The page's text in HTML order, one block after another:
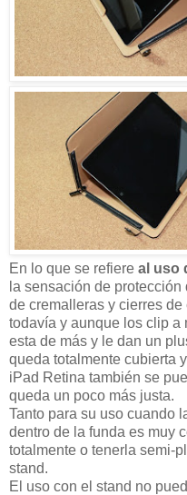
En lo que se refiere al uso
la sensación de
de cremalleras y cierres
todavía y aunque los clip a
esta de más y le dan un
queda totalmente cubierta
iPad Retina también se
queda un poco más justa.
Tanto para su uso cuando
dentro de la funda es muy
totalmente o tenerla semi-
stand.
El uso con el stand no